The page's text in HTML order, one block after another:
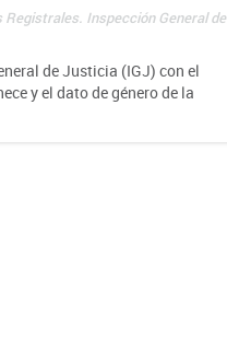
Inspección General de
de Justicia (IGJ) con el
y el dato de género de la